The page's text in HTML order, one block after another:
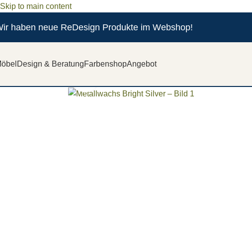
Skip to main content
haben neue ReDesign Produkte im Webshop!
Design & BeratungFarbenshopAngebot